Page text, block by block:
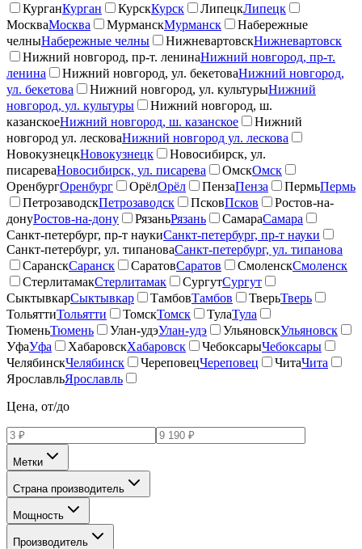
КурганКурган КурскКурск ЛипецкЛипецк
МоскваМосква МурманскМурманск
Набережные
челныНабережные челны НижневартовскНижневартовск
Нижний новгород, пр-т. ленинаНижний новгород, пр-т.
ленина
Нижний новгород, ул. бекетоваНижний новгород,
ул. бекетова
Нижний новгород, ул. культурыНижний
новгород, ул. культуры
Нижний новгород, ш.
казанскоеНижний новгород, ш. казанское
Нижний
новгород ул. лесковаНижний новгород ул. лескова
НовокузнецкНовокузнецк
Новосибирск, ул.
писареваНовосибирск, ул. писарева ОмскОмск
ОренбургОренбург ОрёлОрёл ПензаПенза ПермьПермь
ПетрозаводскПетрозаводск ПсковПсков
Ростов-на-
донуРостов-на-дону РязаньРязань СамараСамара
Санкт-петербург, пр-т наукиСанкт-петербург, пр-т науки
Санкт-петербург, ул. типановаСанкт-петербург, ул. типанова
СаранскСаранск СаратовСаратов СмоленскСмоленск
СтерлитамакСтерлитамак СургутСургут
СыктывкарСыктывкар ТамбовТамбов ТверьТверь
ТольяттиТольятти ТомскТомск ТулаТула
ТюменьТюмень Улан-удэУлан-удэ УльяновскУльяновск
УфаУфа ХабаровскХабаровск ЧебоксарыЧебоксары
ЧелябинскЧелябинск ЧереповецЧереповец ЧитаЧита
ЯрославльЯрославль
Цена, от/до
Метки
Страна производитель
Мощность
Производитель